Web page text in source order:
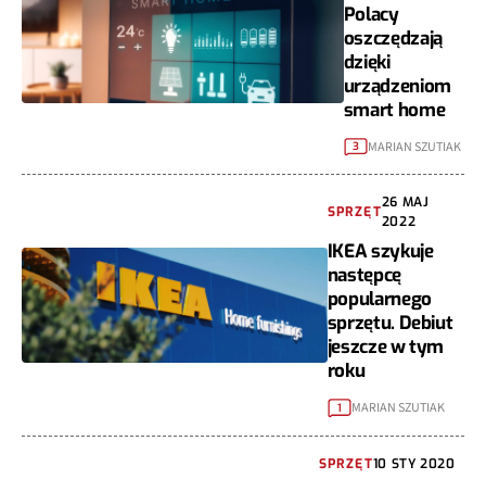
Polacy
oszczędzają
dzięki
urządzeniom
smart home
3 MARIAN SZUTIAK
SPRZĘT
26 MAJ
2022
IKEA szykuje
następcę
popularnego
sprzętu. Debiut
jeszcze w tym
roku
1 MARIAN SZUTIAK
SPRZĘT10 STY 2020